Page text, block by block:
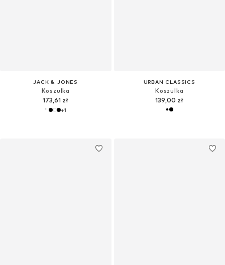
JACK & JONES
Koszulka
173,61 zł
+1
URBAN CLASSICS
Koszulka
139,00 zł